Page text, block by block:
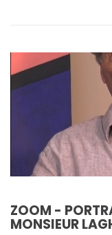
ZOOM -
MONSIEUR